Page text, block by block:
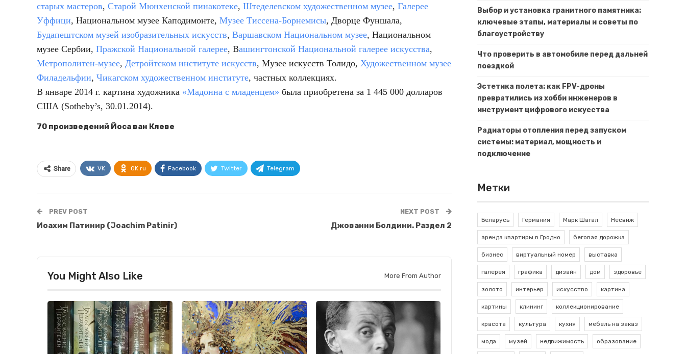
старых мастеров, Старой Мюнхенской пинакотеке, Штеделевском художественном музее, Галерее
Уффици, Национальном музее Каподимонте, Музее Тиссена-Борнемисы, Дворце Фуншала,
Будапештском музей изобразительных искусств, Варшавском Национальном музее, Национальном
музее Сербии, Пражской Национальной галерее, Вашингтонской Национальной галерее искусства,
Метрополитен-музее, Детройтском институте искусств, Музее искусств Толидо, Художественном музее
Филадельфии, Чикагском художественном институте, частных коллекциях.
В январе 2014 г. картина художника «Мадонна с младенцем» была приобретена за 1 445 000 долларов
США (Sotheby’s, 30.01.2014).
70 произведений Йоса ван Клеве
Share VK OK.ru Facebook Twitter Telegram
PREV POST
Иоахим Патинир (Joachim Patinir)
NEXT POST
Джованни Болдини. Раздел 2
You Might Also Like More From Author
Выбор и установка гранитного памятника:
ключевые этапы, материалы и советы по
благоустройству
Что проверить в автомобиле перед дальней
поездкой
Эстетика полета: как FPV-дроны
превратились из хобби инженеров в
инструмент цифрового искусства
Радиаторы отопления перед запуском
системы: материал, мощность и
подключение
Метки
Беларусь Германия Марк Шагал Несвиж
аренда квартиры в Гродно беговая дорожка
бизнес виртуальный номер выставка
галерея графика дизайн дом здоровье
золото интерьер искусство картина
картины клининг коллекционирование
красота культура кухня мебель на заказ
мода музей недвижимость образование